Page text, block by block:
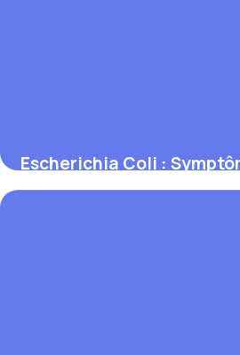
Escherichia Coli :
Prévention